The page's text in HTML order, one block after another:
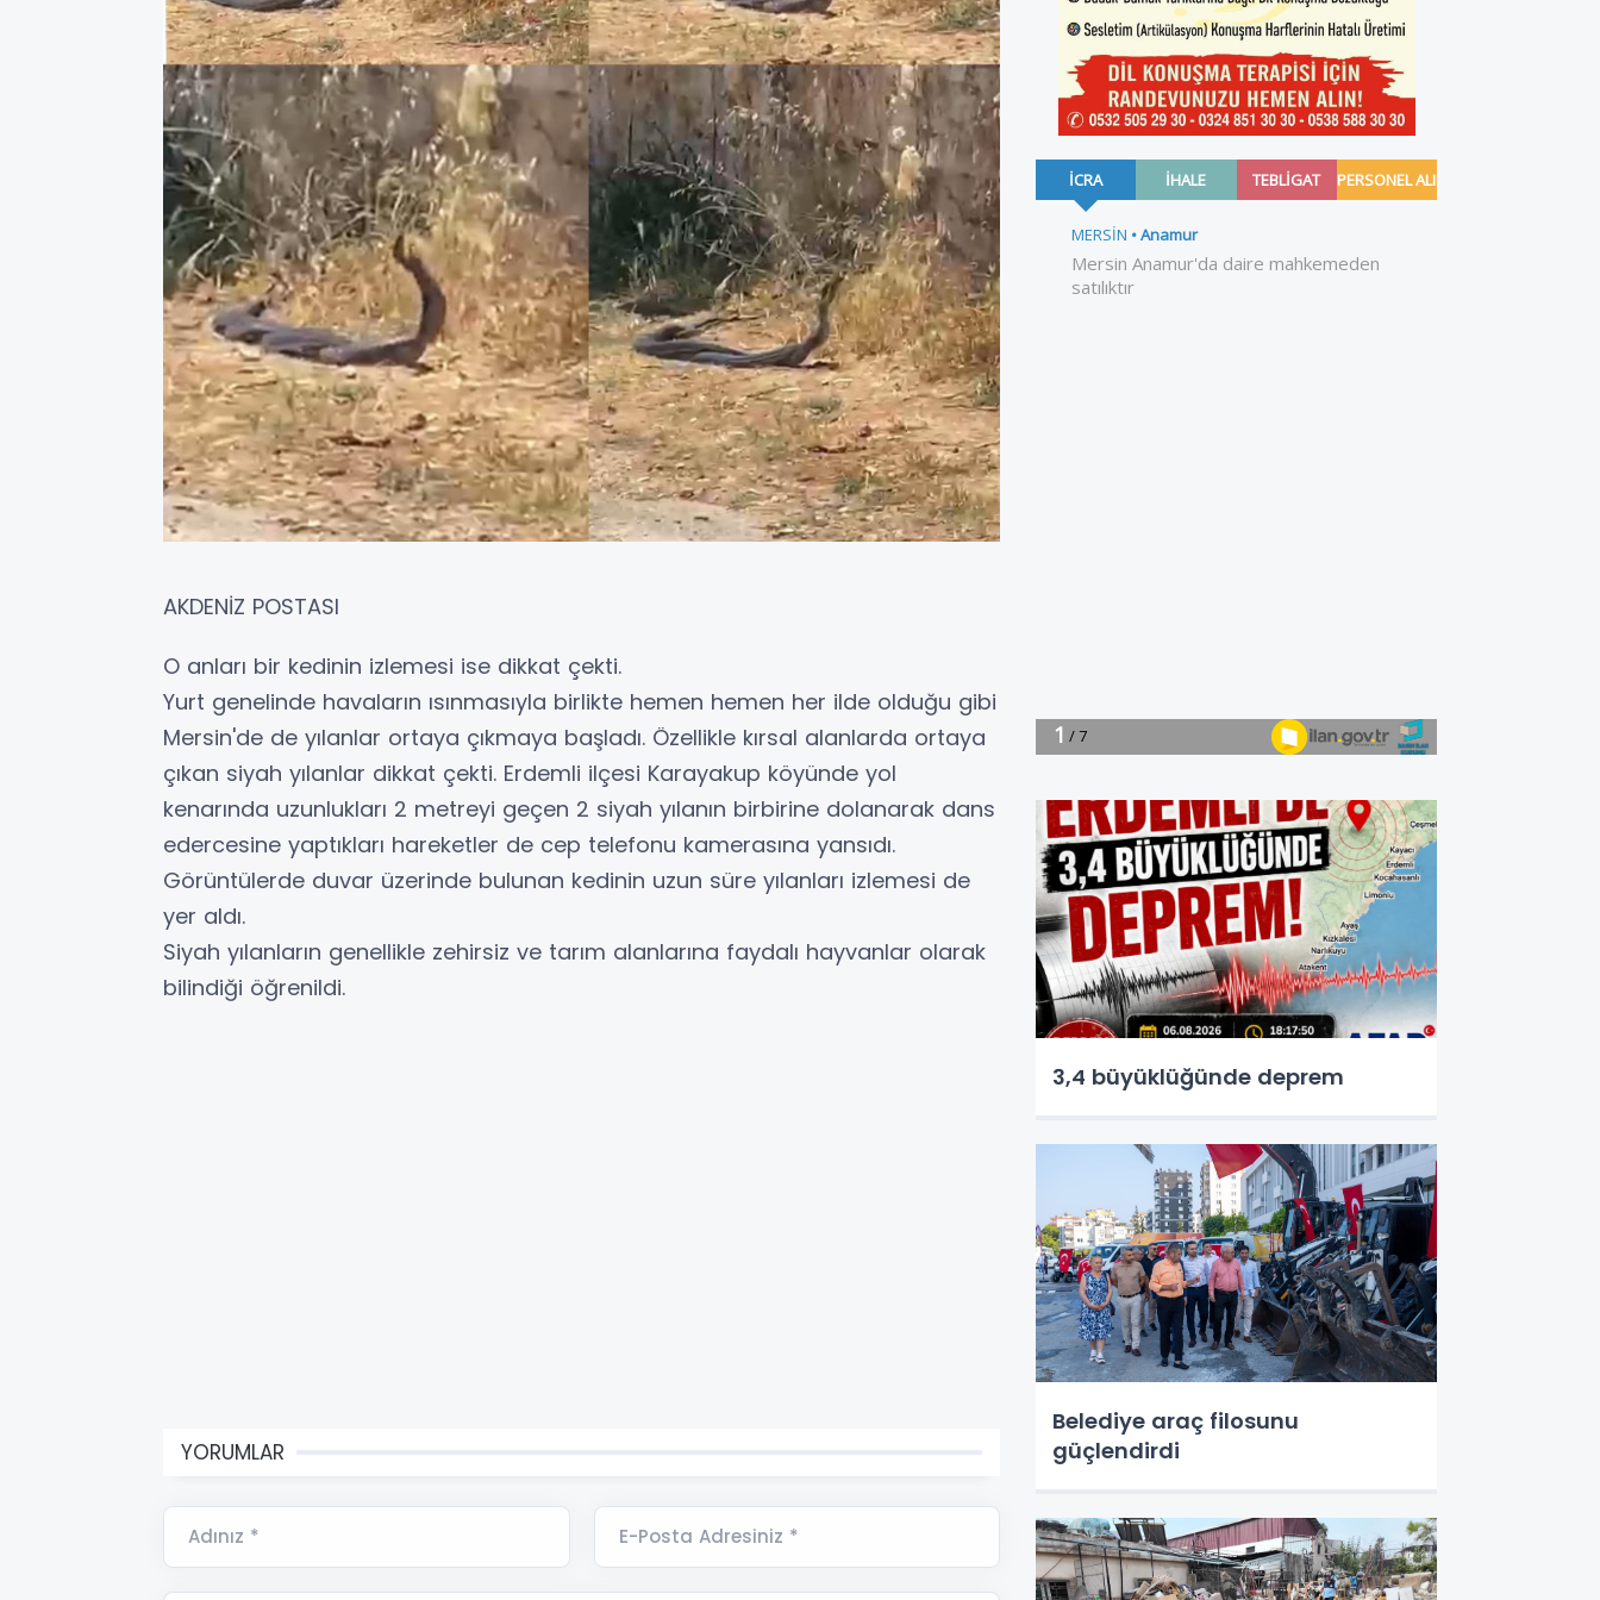
AKDENİZ POSTASI
O anları bir kedinin izlemesi ise dikkat çekti.
Yurt genelinde havaların ısınmasıyla birlikte hemen hemen her ilde olduğu gibi
Mersin'de de yılanlar ortaya çıkmaya başladı. Özellikle kırsal alanlarda ortaya
çıkan siyah yılanlar dikkat çekti. Erdemli ilçesi Karayakup köyünde yol
kenarında uzunlukları 2 metreyi geçen 2 siyah yılanın birbirine dolanarak dans
edercesine yaptıkları hareketler de cep telefonu kamerasına yansıdı.
Görüntülerde duvar üzerinde bulunan kedinin uzun süre yılanları izlemesi de
yer aldı.
Siyah yılanların genellikle zehirsiz ve tarım alanlarına faydalı hayvanlar olarak
bilindiği öğrenildi.
YORUMLAR
Adınız * E-Posta Adresiniz *
3,4 büyüklüğünde deprem
Belediye araç filosunu
güçlendirdi